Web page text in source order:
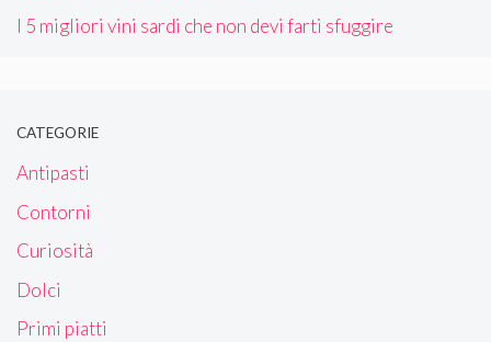
I 5 migliori vini sardi che non devi farti sfuggire
CATEGORIE
Antipasti
Contorni
Curiosità
Dolci
Primi piatti